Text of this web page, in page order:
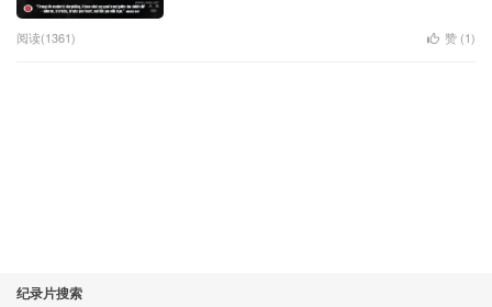
阅读(1361) 赞 (1)
纪录片搜索